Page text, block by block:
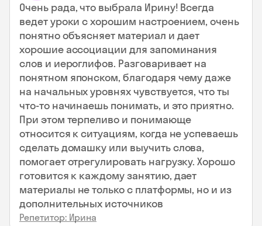
Очень рада, что выбрала Ирину! Всегда
ведет уроки с хорошим настроением, очень
понятно объясняет материал и дает
хорошие ассоциации для запоминания
слов и иероглифов. Разговаривает на
понятном японском, благодаря чему даже
на начальных уровнях чувствуется, что ты
что-то начинаешь понимать, и это приятно.
При этом терпеливо и понимающе
относится к ситуациям, когда не успеваешь
сделать домашку или выучить слова,
помогает отрегулировать нагрузку. Хорошо
готовится к каждому занятию, дает
материалы не только с платформы, но и из
дополнительных источников
Репетитор: Ирина